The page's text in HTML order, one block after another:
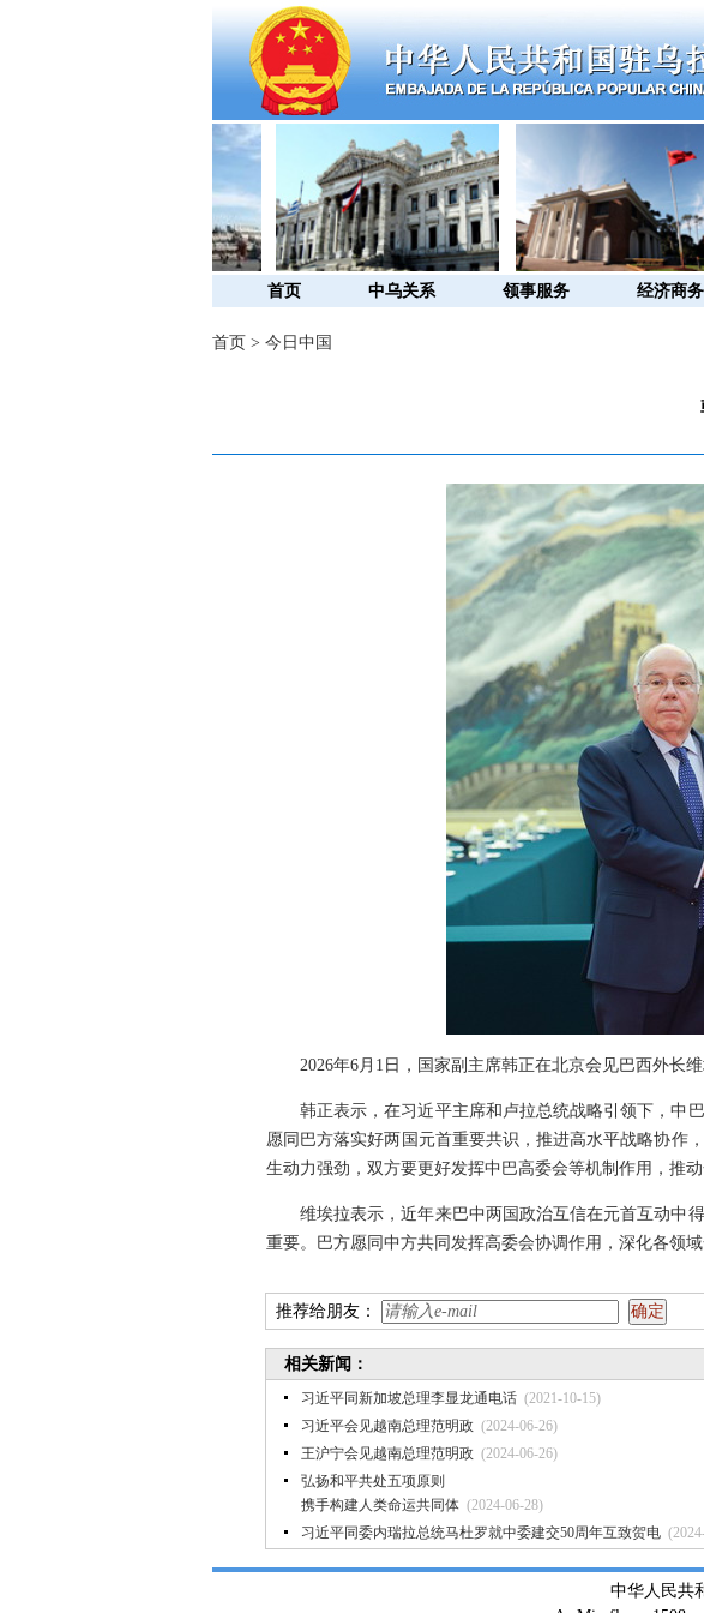
首页 中乌关系 领事服务 经济商务
首页 > 今日中国
2026年6月1日，国家副主席韩正在北京会见巴西外长维
韩正表示，在习近平主席和卢拉总统战略引领下，中
愿同巴方落实好两国元首重要共识，推进高水平战略协作
生动力强劲，双方要更好发挥中巴高委会等机制作用，推
维埃拉表示，近年来巴中两国政治互信在元首互动中
重要。巴方愿同中方共同发挥高委会协调作用，深化各领域
推荐给朋友：
相关新闻：
习近平同新加坡总理李显龙通电话 (2021-10-15)
习近平会见越南总理范明政 (2024-06-26)
王沪宁会见越南总理范明政 (2024-06-26)
​弘扬和平共处五项原则
携手构建人类命运共同体 (2024-06-28)
习近平同委内瑞拉总统马杜罗就中委建交50周年互致贺电
中华人民共